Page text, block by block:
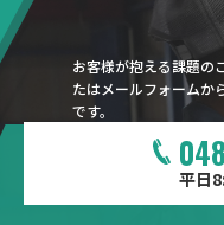
お客様が抱える課題の
たはメールフォームか
です。
平日